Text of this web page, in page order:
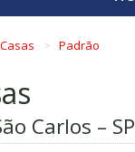
Casas Padrão
Carlos – SP